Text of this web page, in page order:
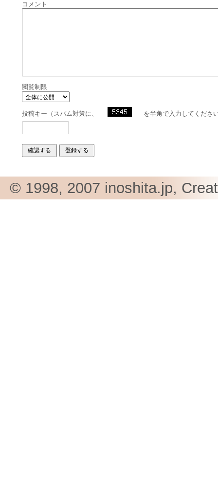
コメント
閲覧制限
投稿キー（スパム対策に、 を半角で入力してくださ
© 1998, 2007 inoshita.jp,